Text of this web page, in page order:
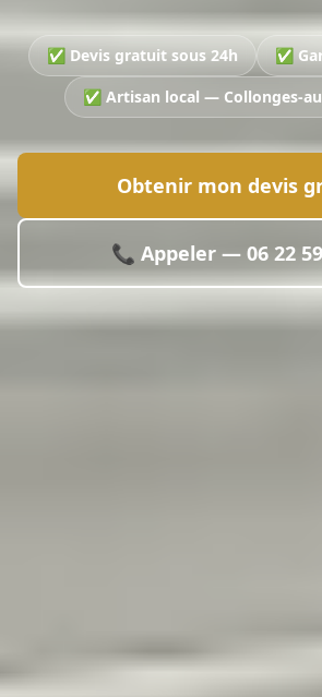
✅ Devis gratuit sous 24h
✅
✅ Artisan local — Collonges-
Obtenir mon devis
📞 Appeler — 06 22